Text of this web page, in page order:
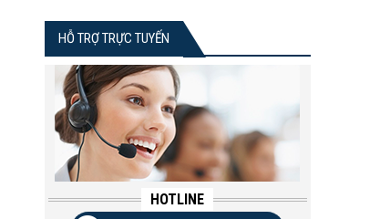
HỖ TRỢ TRỰC TUYẾN
HOTLINE